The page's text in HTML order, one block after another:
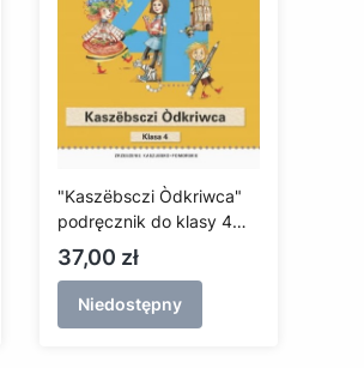
"Kaszëbsczi Òdkriwca"
podręcznik do klasy 4
(Kaszubski odkrywca)
Cena
37,00 zł
Niedostępny